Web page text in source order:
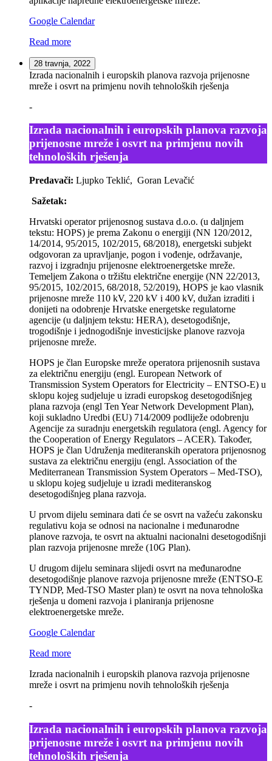
Google Calendar
Read more
28 travnja, 2022
Izrada nacionalnih i europskih planova razvoja prijenosne
mreže i osvrt na primjenu novih tehnoloških rješenja
-
Izrada nacionalnih i europskih planova razvoja
prijenosne mreže i osvrt na primjenu novih
tehnoloških rješenja
Predavači: Ljupko Teklić, Goran Levačić
Sažetak:
Hrvatski operator prijenosnog sustava d.o.o. (u daljnjem
tekstu: HOPS) je prema Zakonu o energiji (NN 120/2012,
14/2014, 95/2015, 102/2015, 68/2018), energetski subjekt
odgovoran za upravljanje, pogon i vođenje, održavanje,
razvoj i izgradnju prijenosne elektroenergetske mreže.
Temeljem Zakona o tržištu električne energije (NN 22/2013,
95/2015, 102/2015, 68/2018, 52/2019), HOPS je kao vlasnik
prijenosne mreže 110 kV, 220 kV i 400 kV, dužan izraditi i
donijeti na odobrenje Hrvatske energetske regulatorne
agencije (u daljnjem tekstu: HERA), desetogodišnje,
trogodišnje i jednogodišnje investicijske planove razvoja
prijenosne mreže.
HOPS je član Europske mreže operatora prijenosnih sustava
za električnu energiju (engl. European Network of
Transmission System Operators for Electricity – ENTSO-E) u
sklopu kojeg sudjeluje u izradi europskog desetogodišnjeg
plana razvoja (engl Ten Year Network Development Plan),
koji sukladno Uredbi (EU) 714/2009 podliježe odobrenju
Agencije za suradnju energetskih regulatora (engl. Agency for
the Cooperation of Energy Regulators – ACER). Također,
HOPS je član Udruženja mediteranskih operatora prijenosnog
sustava za električnu energiju (engl. Association of the
Mediterranean Transmission System Operators – Med-TSO),
u sklopu kojeg sudjeluje u izradi mediteranskog
desetogodišnjeg plana razvoja.
U prvom dijelu seminara dati će se osvrt na važeću zakonsku
regulativu koja se odnosi na nacionalne i međunarodne
planove razvoja, te osvrt na aktualni nacionalni desetogodišnji
plan razvoja prijenosne mreže (10G Plan).
U drugom dijelu seminara slijedi osvrt na međunarodne
desetogodišnje planove razvoja prijenosne mreže (ENTSO-E
TYNDP, Med-TSO Master plan) te osvrt na nova tehnološka
rješenja u domeni razvoja i planiranja prijenosne
elektroenergetske mreže.
Google Calendar
Read more
Izrada nacionalnih i europskih planova razvoja prijenosne
mreže i osvrt na primjenu novih tehnoloških rješenja
-
Izrada nacionalnih i europskih planova razvoja
prijenosne mreže i osvrt na primjenu novih
tehnoloških rješenja